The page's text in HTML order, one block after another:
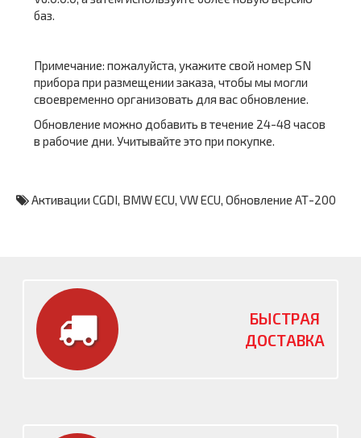
баз.
Примечание: пожалуйста, укажите свой номер SN
прибора при размещении заказа, чтобы мы могли
своевременно организовать для вас обновление.
Обновление можно добавить в течение 24-48 часов
в рабочие дни. Учитывайте это при покупке.
Активации CGDI, BMW ECU, VW ECU, Обновление АТ-200
БЫСТРАЯ
ДОСТАВКА